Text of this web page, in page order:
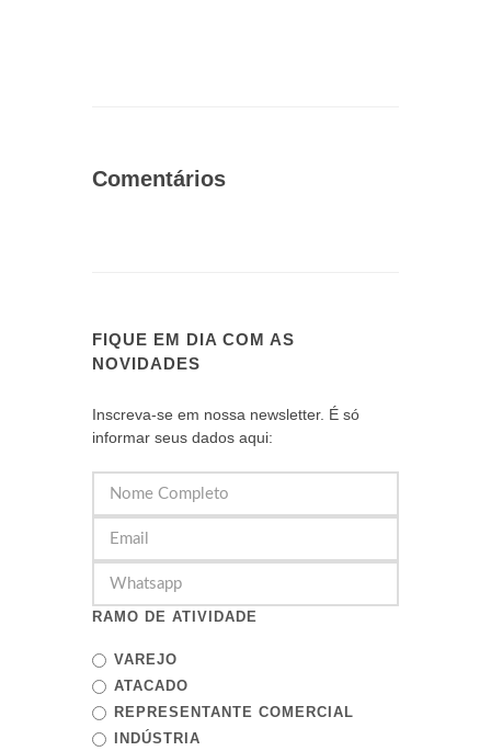
Comentários
FIQUE EM DIA COM AS
NOVIDADES
Inscreva-se em nossa newsletter. É só
informar seus dados aqui:
RAMO DE ATIVIDADE
VAREJO
ATACADO
REPRESENTANTE COMERCIAL
INDÚSTRIA